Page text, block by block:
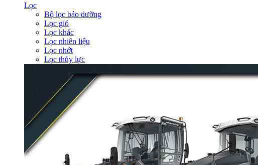
Lọc
Bộ lọc bảo dưỡng
Lọc gió
Lọc khác
Lọc nhiên liệu
Lọc nhớt
Lọc thủy lực